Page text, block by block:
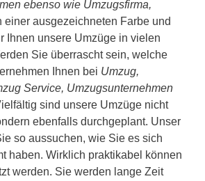
ebenso wie Umzugsfirma,
einer ausgezeichneten Farbe und
Ihnen unsere Umzüge in vielen
Sie überrascht sein, welche
Ihnen bei Umzug,
Service, Umzugsunternehmen
sind unsere Umzüge nicht
ebenfalls durchgeplant. Unser
so aussuchen, wie Sie es sich
haben. Wirklich praktikabel können
werden. Sie werden lange Zeit